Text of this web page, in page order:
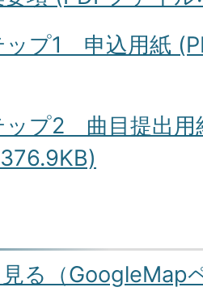
ップ1 申込用紙
ップ2 曲目提出用
る（GoogleMap